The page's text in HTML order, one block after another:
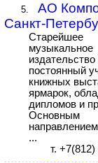
5.
АО
Санкт-
Старейшее
музыкальное
постоянный
книжных
ярмарок,
дипломов и
Основным
...
т.